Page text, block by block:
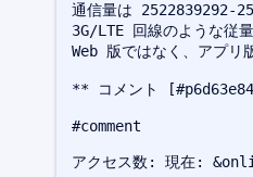
通信量は 2522839292-
3G/LTE 回線のような従
Web 版ではなく、アプリ
** コメント
#comment